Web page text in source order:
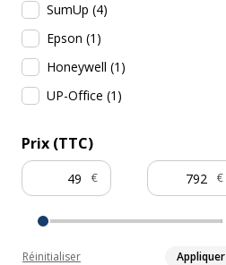
SumUp (4)
Epson (1 )
Honeywell (1 )
UP-Office (1 )
Prix (TTC)
€ €
Réinitialiser Appliquer